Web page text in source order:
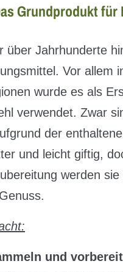
Grundprodukt für
über Jahrhunderte
Vor allem
wurde es als
verwendet. Zwar
der
und leicht giftig,
werden sie
und